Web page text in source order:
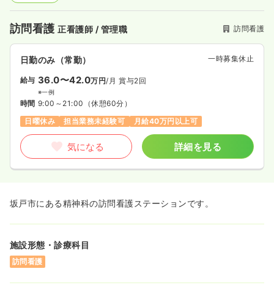
訪問看護正看護師 / 管理職 訪問看護
日勤のみ（常勤） 一時募集休止
給与 36.0〜42.0万円/月 賞与2回
※一例
時間 9:00～21:00 （休憩60分）
日曜休み
担当業務未経験可 月給40万円以上可
気になる 詳細を見る
坂戸市にある精神科の訪問看護ステーションです。
施設形態・診療科目
訪問看護